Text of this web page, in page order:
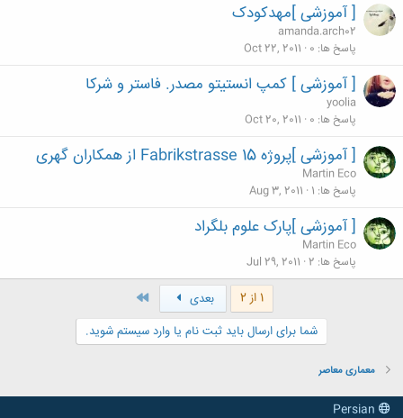
[ آموزشی ]مهدکودک
amanda.arch02
پاسخ ها 0
Oct 22, 2011
[ آموزشی ] کمپ انستیتو مصدر. فاستر و شرکا
yoolia
پاسخ ها 0
Oct 20, 2011
[ آموزشی ]پروژه Fabrikstrasse 15 از همکاران گهری
Martin Eco
پاسخ ها 1
Aug 3, 2011
[ آموزشی ]پارک علوم بلگراد
Martin Eco
پاسخ ها 2
Jul 29, 2011
1 از 2 بعدی
شما برای ارسال باید ثبت نام یا وارد سیستم شوید.
معماری معاصر